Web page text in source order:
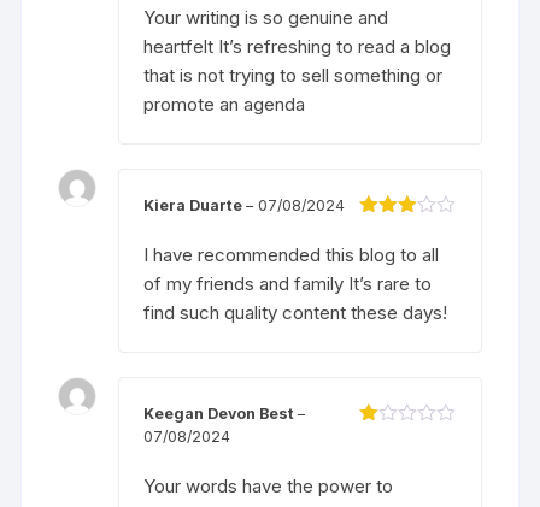
c
xếp
hạng
5
sao
Your writing is so genuine and
heartfelt It’s refreshing to read a blog
that is not trying to sell something or
promote an agenda
xếp
hạng3
5 sao
Kiera Duarte– 07/08/2024
I have recommended this blog to all
of my friends and family It’s rare to
find such quality content these days!
xế
Keegan Devon Best–
07/08/2024
Your words have the power to